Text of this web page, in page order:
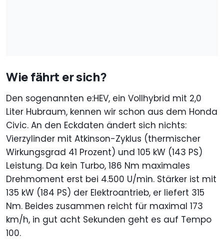
Wie fährt er sich?
Den sogenannten e:HEV, ein Vollhybrid mit 2,0
Liter Hubraum, kennen wir schon aus dem Honda
Civic. An den Eckdaten ändert sich nichts:
Vierzylinder mit Atkinson-Zyklus (thermischer
Wirkungsgrad 41 Prozent) und 105 kW (143 PS)
Leistung. Da kein Turbo, 186 Nm maximales
Drehmoment erst bei 4.500 U/min. Stärker ist mit
135 kW (184 PS) der Elektroantrieb, er liefert 315
Nm. Beides zusammen reicht für maximal 173
km/h, in gut acht Sekunden geht es auf Tempo
100.